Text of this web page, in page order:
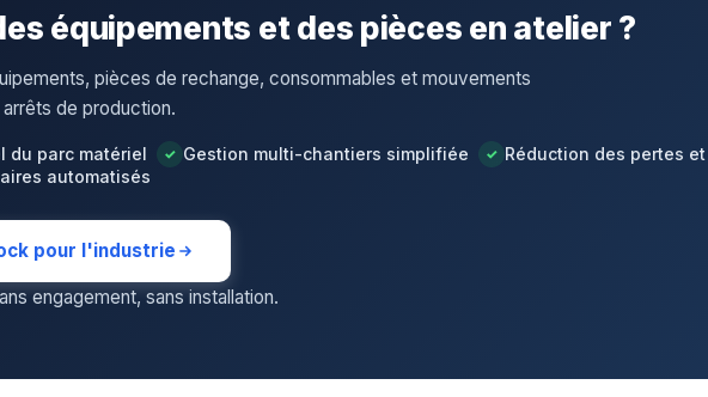
équipements et des pièces en atelier ?
pièces de rechange, consommables et mouvements
de production.
du parc matériel Gestion multi-chantiers simplifiée
Réduction des pertes
automatisés
pour l'industrie
engagement, sans installation.